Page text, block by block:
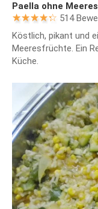
Paella ohne
514
Köstlich, pikant und
Meeresfrüchte. Ein
Küche.